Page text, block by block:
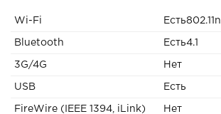
Wi-Fi Есть802.11n
Bluetooth Есть4.1
3G/4G Нет
USB Есть
FireWire (IEEE 1394, iLink) Нет